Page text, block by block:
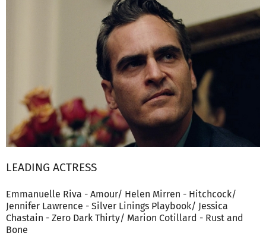
LEADING ACTRESS
Emmanuelle Riva - Amour/ Helen Mirren - Hitchcock/
Jennifer Lawrence - Silver Linings Playbook/ Jessica
Chastain - Zero Dark Thirty/ Marion Cotillard - Rust and
Bone